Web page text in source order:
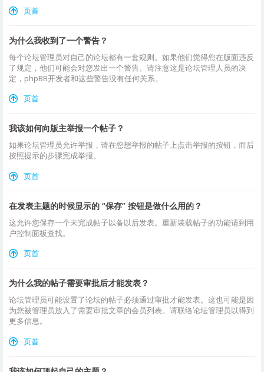
页首
为什么我收到了一个警告？
每个论坛管理员对自己的论坛都有一套规则。如果他们觉得您在版面违反
了规定，他们可能会对您发出一个警告。请注意这是论坛管理人员的决
定，phpBB开发者和这些警告没有任何关系。
页首
我该如何向版主举报一个帖子？
如果论坛管理员允许举报，请在您想举报的帖子上点击举报的按钮，而后
按照提示的步骤完成举报。
页首
在发表主题的时候显示的 “保存” 按钮是做什么用的？
这允许您保存一个未完成帖子以备以后发表。重新装载帖子的功能请到用
户控制面板查找。
页首
为什么我的帖子需要审批后才能发表？
论坛管理员可能设置了论坛的帖子必须通过审批才能发表。这也可能是因
为您被管理员放入了需要审批文章的会员列表。请联络论坛管理员以得到
更多信息。
页首